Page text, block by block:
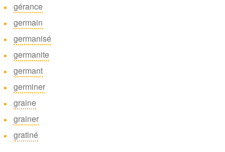
gérance
germain
germanisé
germanite
germant
germiner
graine
grainer
gratiné